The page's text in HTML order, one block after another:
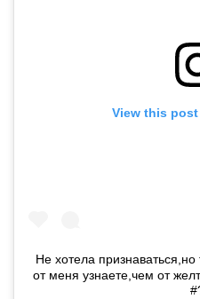
View this
Не хотела
от меня узнаете,чем от